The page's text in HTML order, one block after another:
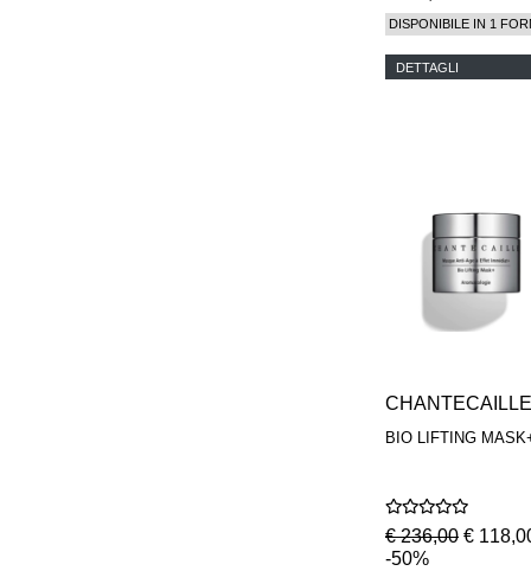
DISPONIBILE IN 1
DETTAGLI
CHANTECAILLE
BIO LIFTING
€ 236,00 €
-50%